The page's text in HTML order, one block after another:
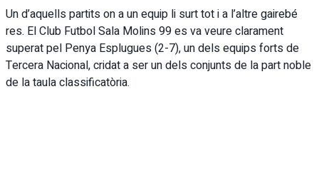
Un d’aquells partits on a un equip li surt tot i a l’altre gairebé
res. El Club Futbol Sala Molins 99 es va veure clarament
superat pel Penya Esplugues (2-7), un dels equips forts de
Tercera Nacional, cridat a ser un dels conjunts de la part noble
de la taula classificatòria.